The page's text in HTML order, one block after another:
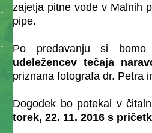
zajetja pitne vode v Malnih
pipe.
Po predavanju si
udeležencev tečaja
priznana fotografa dr. Petra
Dogodek bo potekal v
torek, 22. 11. 2016 s